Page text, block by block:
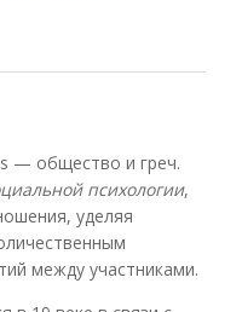
— общество и греч.
психологии,
уделяя
между участниками.